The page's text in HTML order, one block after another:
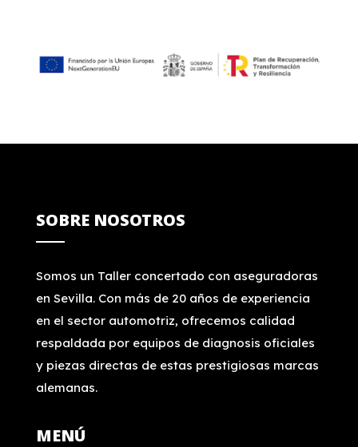
SOBRE NOSOTROS
Somos un Taller concertado con aseguradoras
en Sevilla. Con más de 20 años de experiencia
en el sector automotriz, ofrecemos calidad
respaldada por equipos de diagnosis oficiales
y piezas directas de estas prestigiosas marcas
alemanas.
MENÚ